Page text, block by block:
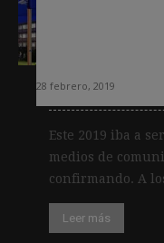
28 febrero, 2019
Este 2019 iba a
medios de
confirmando. A
Leer más